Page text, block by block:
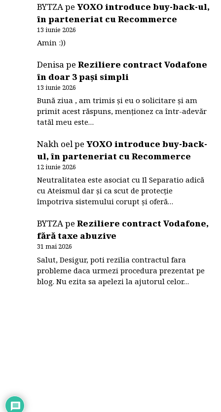
BYTZApeYOXO introduce buy-back-ul,
în parteneriat cu Recommerce
13 iunie 2026
Amin :))
DenisapeReziliere contract Vodafone
în doar 3 pași simpli
13 iunie 2026
Bună ziua , am trimis și eu o solicitare și am
primit acest răspuns, menționez ca într-adevăr
tatăl meu este…
Nakh oelpeYOXO introduce buy-back-
ul, în parteneriat cu Recommerce
12 iunie 2026
Neutralitatea este asociat cu Il Separatio adică
cu Ateismul dar și ca scut de protecție
împotriva sistemului corupt și oferă…
BYTZApeReziliere contract Vodafone,
fără taxe abuzive
31 mai 2026
Salut, Desigur, poti rezilia contractul fara
probleme daca urmezi procedura prezentat pe
blog. Nu ezita sa apelezi la ajutorul celor…